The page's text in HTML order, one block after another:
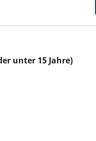
unter 15 Jahre)